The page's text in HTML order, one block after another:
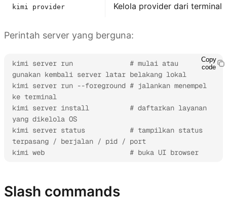
kimi provider Kelola provider dari terminal
Perintah server yang berguna:
kimi server run              # mulai atau
gunakan kembali server latar belakang lokal
kimi server run --foreground # jalankan menempel
ke terminal
kimi server install          # daftarkan layanan
yang dikelola OS
kimi server status           # tampilkan status
terpasang / berjalan / pid / port
kimi web                     # buka UI browser
Copy
code
Slash commands